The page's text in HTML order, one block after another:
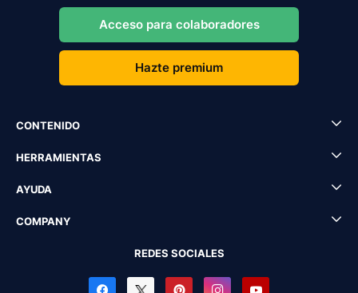
Acceso para colaboradores
Hazte premium
CONTENIDO
HERRAMIENTAS
AYUDA
COMPANY
REDES SOCIALES